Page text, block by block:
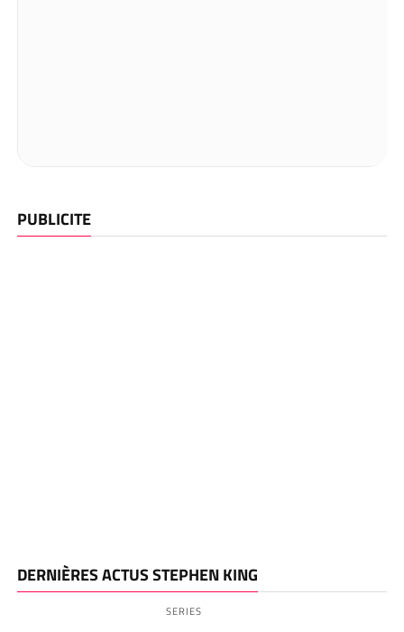
PUBLICITE
DERNIÈRES ACTUS STEPHEN KING
SERIES